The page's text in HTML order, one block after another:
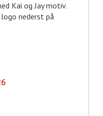
Kai og Jay motiv.
nederst på